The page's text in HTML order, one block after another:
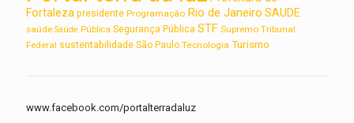
Fortaleza presidente Programação Rio de Janeiro SAUDE
saúde Saúde Pública Segurança Pública STF Supremo Tribunal
Federal sustentabilidade São Paulo Tecnologia Turismo
www.facebook.com/portalterradaluz